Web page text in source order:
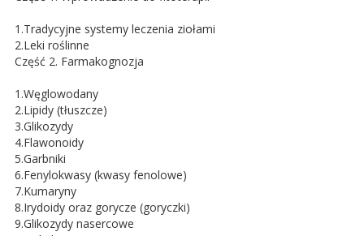
1.Tradycyjne systemy leczenia ziołami
2.Leki roślinne
Część 2. Farmakognozja
1.Węglowodany
2.Lipidy (tłuszcze)
3.Glikozydy
4.Flawonoidy
5.Garbniki
6.Fenylokwasy (kwasy fenolowe)
7.Kumaryny
8.Irydoidy oraz gorycze (goryczki)
9.Glikozydy nasercowe